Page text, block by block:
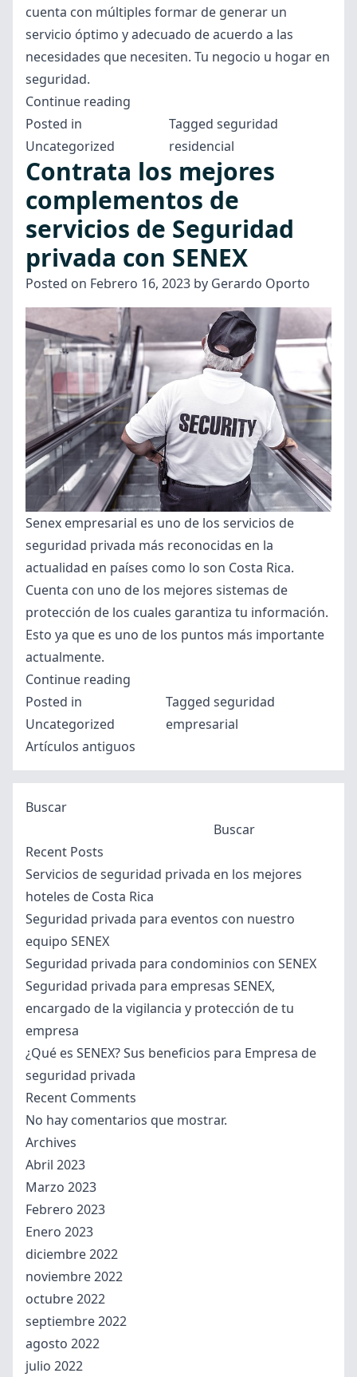
cuenta con múltiples formar de generar un
servicio óptimo y adecuado de acuerdo a las
necesidades que necesiten. Tu negocio u hogar en
seguridad.
Continue reading
sistema
para
empresa
de
seguridad
privada
de
negocios
y
vivienda”
Posted in
Uncategorized
Tagged seguridad
residencial
Contrata los mejores
complementos de
servicios de Seguridad
privada con SENEX
Posted on Febrero 16, 2023 by Gerardo Oporto
Senex empresarial es uno de los servicios de
seguridad privada más reconocidas en la
actualidad en países como lo son Costa Rica.
Cuenta con uno de los mejores sistemas de
protección de los cuales garantiza tu información.
Esto ya que es uno de los puntos más importante
actualmente.
Continue reading
mejores
complementos
de
con
SENEX”
Posted in
Uncategorized
Tagged seguridad
empresarial
Navegación
de
Artículos antiguos
Buscar
Buscar
Recent Posts
Servicios de seguridad privada en los mejores
hoteles de Costa Rica
Seguridad privada para eventos con nuestro
equipo SENEX
Seguridad privada para condominios con SENEX
Seguridad privada para empresas SENEX,
encargado de la vigilancia y protección de tu
empresa
¿Qué es SENEX? Sus beneficios para Empresa de
seguridad privada
Recent Comments
No hay comentarios que mostrar.
Archives
Abril 2023
Marzo 2023
Febrero 2023
Enero 2023
diciembre 2022
noviembre 2022
octubre 2022
septiembre 2022
agosto 2022
julio 2022